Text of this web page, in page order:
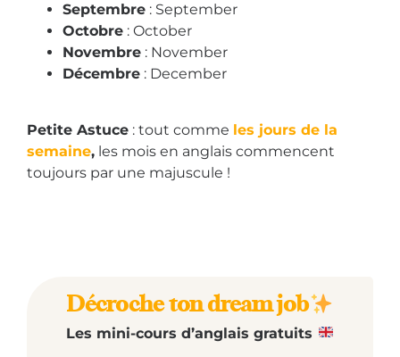
Septembre : September
Octobre : October
Novembre : November
Décembre : December
Petite Astuce : tout comme les jours de la
semaine, les mois en anglais commencent
toujours par une majuscule !
Décroche ton dream job
Les mini-cours d’anglais gratuits